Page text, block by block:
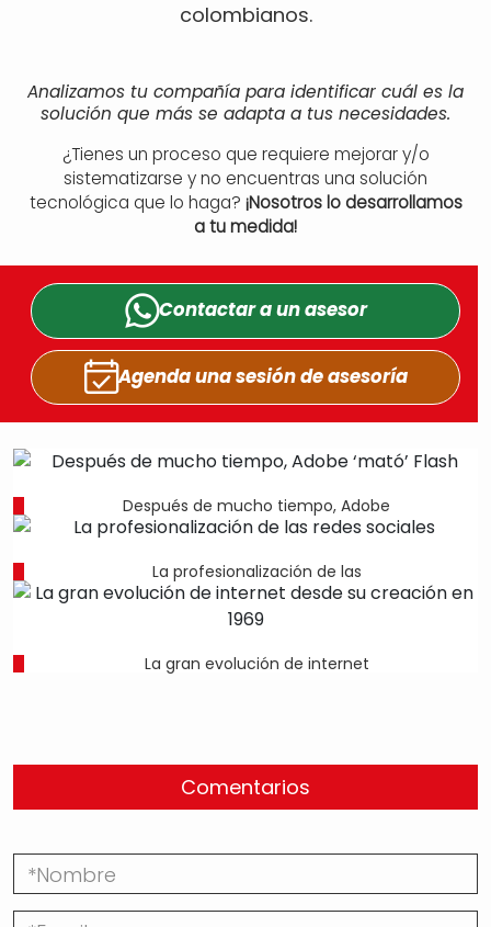
colombianos.
Analizamos tu compañía para identificar cuál es la
solución que más se adapta a tus necesidades.
¿Tienes un proceso que requiere mejorar y/o
sistematizarse y no encuentras una solución
tecnológica que lo haga? ¡Nosotros lo desarrollamos
a tu medida!
Contactar a unasesor
Agenda una sesiónde asesoría
Después de mucho tiempo, Adobe
La profesionalización de las
La gran evolución de internet
Comentarios